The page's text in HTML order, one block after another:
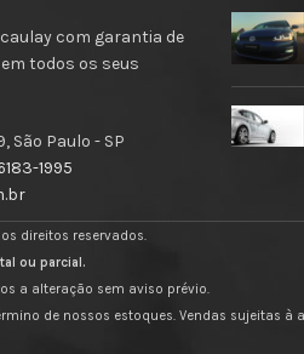
com garantia de
todos os seus
São Paulo - SP
1995
direitos reservados.
ou parcial.
a alteração sem aviso prévio.
de nossos estoques. Vendas sujeitas à